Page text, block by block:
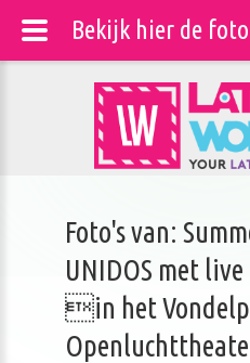
Foto's van:
UNIDOS met live
in het
Bekijk hier de